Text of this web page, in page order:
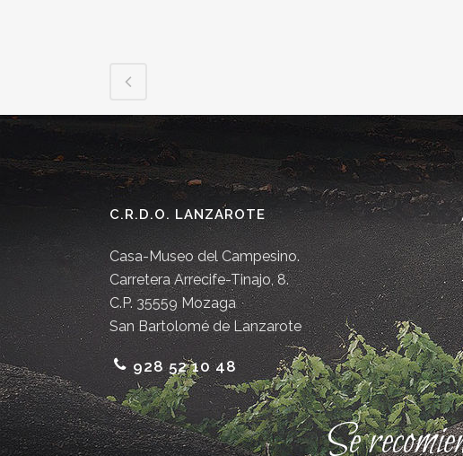
C.R.D.O. LANZAROTE
Casa-Museo del Campesino.
Carretera Arrecife-Tinajo, 8.
C.P. 35559 Mozaga
San Bartolomé de Lanzarote
928 52 10 48
Se